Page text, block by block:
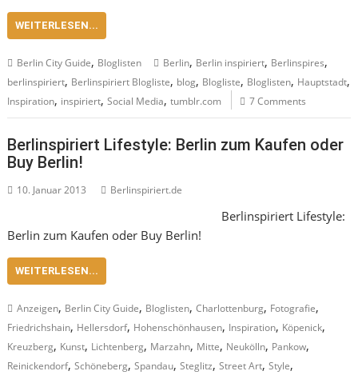
WEITERLESEN...
Berlin City Guide, Bloglisten Berlin, Berlin inspiriert, Berlinspires,
berlinspiriert, Berlinspiriert Blogliste, blog, Blogliste, Bloglisten, Hauptstadt,
Inspiration, inspiriert,Social Media,tumblr.com 7 Comments
Berlinspiriert Lifestyle: Berlin zum Kaufen oder
Buy Berlin!
10. Januar 2013 Berlinspiriert.de
Berlinspiriert Lifestyle:
Berlin zum Kaufen oder Buy Berlin!
WEITERLESEN...
Anzeigen, Berlin City Guide, Bloglisten,Charlottenburg, Fotografie,
Friedrichshain, Hellersdorf, Hohenschönhausen, Inspiration, Köpenick,
Kreuzberg, Kunst, Lichtenberg, Marzahn, Mitte, Neukölln, Pankow,
Reinickendorf,Schöneberg,Spandau,Steglitz,Street Art,Style,